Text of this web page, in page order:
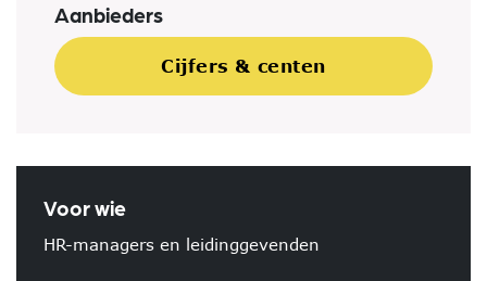
Aanbieders
Cijfers & centen
Voor wie
HR-managers en leidinggevenden